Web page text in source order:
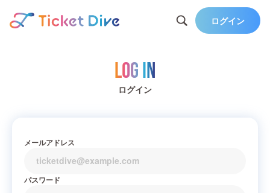
ログイン
Log in
ログイン
メールアドレス
パスワード